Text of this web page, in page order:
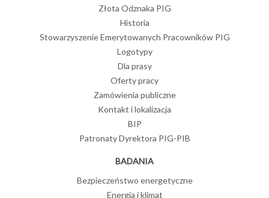
Złota Odznaka PIG
Historia
Stowarzyszenie Emerytowanych Pracowników PIG
Logotypy
Dla prasy
Oferty pracy
Zamówienia publiczne
Kontakt i lokalizacja
BIP
Patronaty Dyrektora PIG-PIB
BADANIA
Bezpieczeństwo energetyczne
Energia i klimat